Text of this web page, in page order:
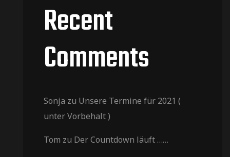
Recent
Comments
Sonja zu Unsere Termine für 2021 (
unter Vorbehalt )
Tom zu Der Countdown läuft ……